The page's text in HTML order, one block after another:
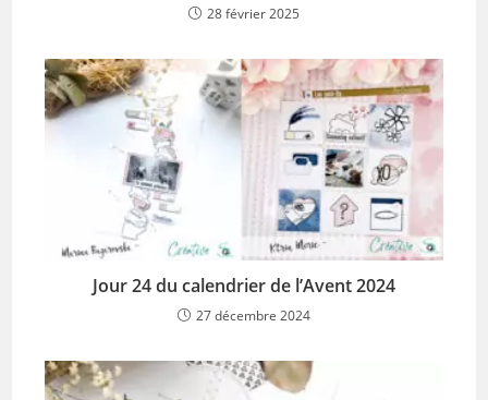
28 février 2025
Jour 24 du calendrier de l’Avent 2024
27 décembre 2024